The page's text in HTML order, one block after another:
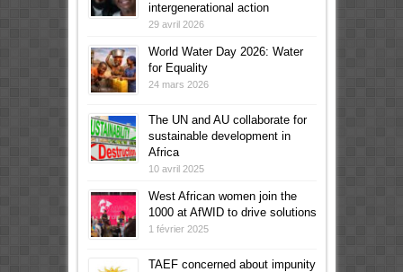
intergenerational action
29 avril 2026
World Water Day 2026: Water
for Equality
24 mars 2026
The UN and AU collaborate for
sustainable development in
Africa
10 avril 2025
West African women join the
1000 at AfWID to drive solutions
1 février 2025
TAEF concerned about impunity